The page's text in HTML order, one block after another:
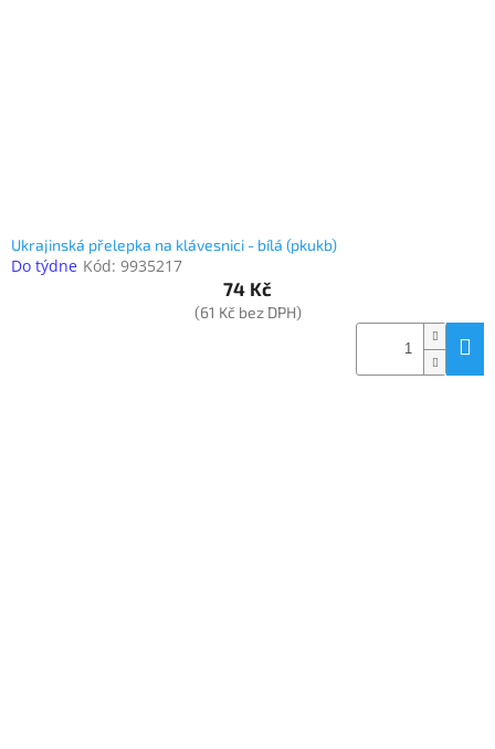
Ukrajinská přelepka na klávesnici - bílá (pkukb)
Do týdne Kód: 9935217
74 Kč
(61 Kč bez DPH)